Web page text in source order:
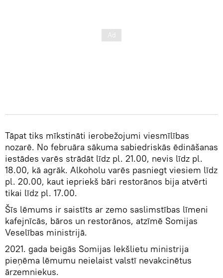
Tāpat tiks mīkstināti ierobežojumi viesmīlības
nozarē. No februāra sākuma sabiedriskās ēdināšanas
iestādes varēs strādāt līdz pl. 21.00, nevis līdz pl.
18.00, kā agrāk. Alkoholu varēs pasniegt viesiem līdz
pl. 20.00, kaut iepriekš bāri restorānos bija atvērti
tikai līdz pl. 17.00.
Šīs lēmums ir saistīts ar zemo saslimstības līmeni
kafejnīcās, bāros un restorānos, atzīmē Somijas
Veselības ministrijā.
2021. gada beigās Somijas Iekšlietu ministrija
pieņēma lēmumu neielaist valstī nevakcinētus
ārzemniekus.